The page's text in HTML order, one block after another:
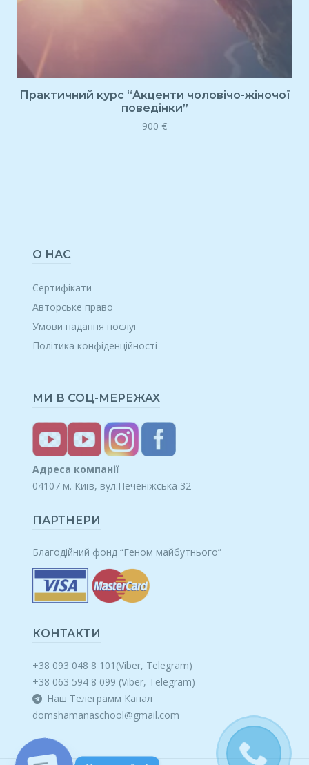
Практичний курс “Акценти чоловічо-жіночої
поведінки”
900 €
О НАС
Сертифікати
Авторське право
Умови надання послуг
Політика конфіденційності
МИ В СОЦ-МЕРЕЖАХ
Адреса компанії
04107 м. Київ, вул.Печеніжська 32
ПАРТНЕРИ
Благодійний фонд “Геном майбутнього”
КОНТАКТИ
+38 093 048 8 101(Viber, Telegram)
+38 063 594 8 099 (Viber, Telegram)
Наш Телеграмм Канал
domshamanaschool@gmail.com